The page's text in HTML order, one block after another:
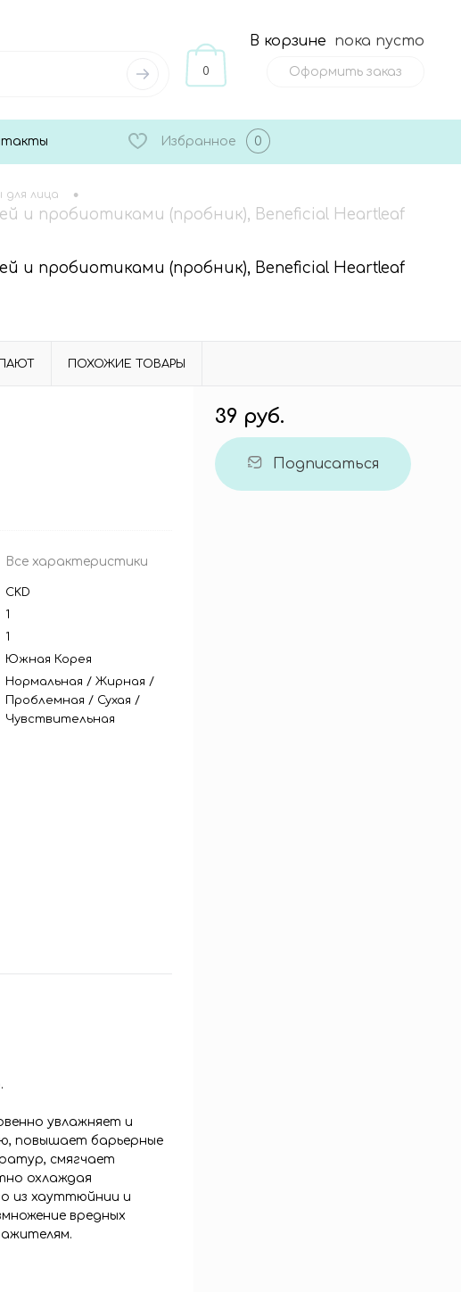
0
В корзине пока пусто
Оформить заказ
Избранное 0
для лица •
и пробиотиками (пробник), Beneficial Heartleaf
и пробиотиками (пробник), Beneficial Heartleaf
ПОХОЖИЕ ТОВАРЫ
Все характеристики
CKD
1
1
Южная Корея
Нормальная / Жирная /
Проблемная / Сухая /
Чувствительная
увлажняет и
повышает барьерные
смягчает
охлаждая
из хауттюйнии и
вредных
39 руб.
Подписаться